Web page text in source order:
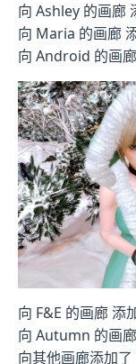
向 Ashley 的画廊
向 Maria 的画廊
向 Android 的画
向 F&E 的画廊 添
向 Autumn 的画
向其他画廊添加